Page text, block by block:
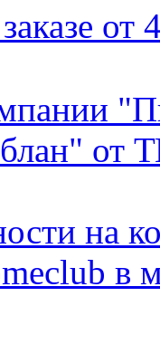
от
от
на
в